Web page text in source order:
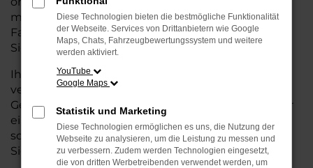
müssen. Ob im Stadtverkehr oder für längere
Fahrten, der Born überzeugt durch Fahrkomfort,
Sicherheit und Wirtschaftlichkeit.
Ihr CUPRA Autohaus in Achim ist Ihr
vertrauenswürdiger Partner, wenn es um
Gebrauchtwagen geht. Wir bieten Ihnen nicht nur
eine große Auswahl an geprüften Fahrzeugen,
sondern auch eine fachkundige Beratung, damit
Sie das für Sie passende Modell finden.
Diese Technologien bieten die bestmögliche Funktionalität
der Webseite. Services von Drittanbietern wie Google
Maps, Chats, Fahrzeugbewertungssystem und weitere
werden aktiviert.
YouTube
Google Maps
Statistik und Marketing
Diese Technologien ermöglichen es uns, die Nutzung der
Webseite zu analysieren, um die Leistung zu messen und
zu verbessern. Zudem werden Technologien eingesetzt,
die von dritten Werbetreibenden verwendet werden, um